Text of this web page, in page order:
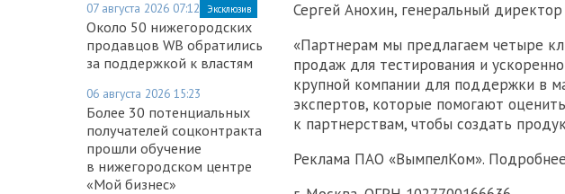
07 августа 2026 07:12 Эксклюзив
Около 50 нижегородских
продавцов WB обратились
за поддержкой к властям
06 августа 2026 15:23
Более 30 потенциальных
получателей соцконтракта
прошли обучение
в нижегородском центре
«Мой бизнес»
Сергей Анохин, генеральный директор
«Партнерам мы предлагаем четыре
продаж для тестирования и
крупной компании для поддержки в
экспертов, которые помогают
к партнерствам, чтобы создать
Реклама ПАО «ВымпелКом».